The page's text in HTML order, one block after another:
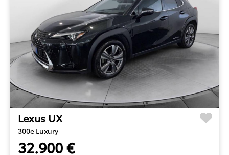
Lexus UX
300e Luxury
32.900 €